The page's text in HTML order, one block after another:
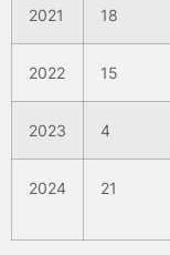
2021 18
2022 15
2023 4
2024 21